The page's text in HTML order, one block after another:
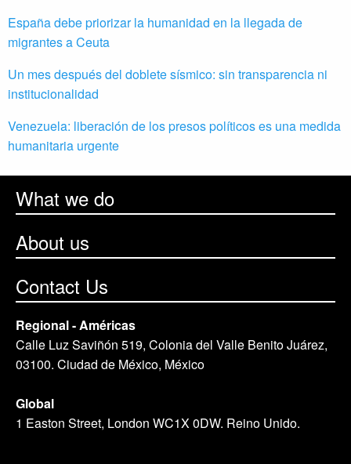
España debe priorizar la humanidad en la llegada de
migrantes a Ceuta
Un mes después del doblete sísmico: sin transparencia ni
institucionalidad
Venezuela: liberación de los presos políticos es una medida
humanitaria urgente
What we do
About us
Contact Us
Regional - Américas
Calle Luz Saviñón 519, Colonia del Valle Benito Juárez,
03100. Ciudad de México, México
Global
1 Easton Street, London WC1X 0DW. Reino Unido.